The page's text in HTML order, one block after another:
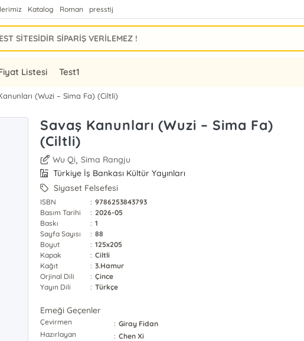
Katalog Roman presstij
Listesi Test1
(Wuzi – Sima Fa) (Ciltli)
Savaş Kanunları (Wuzi – Sima Fa)
(Ciltli)
Wu Qi, Sima Rangju
Türkiye İş Bankası Kültür Yayınları
Siyaset Felsefesi
ISBN : 9786253843793
Basım Tarihi
: 2026-05
Baskı
: 1
Sayfa Sayısı
: 88
Boyut
: 125x205
Kapak
: Ciltli
Kağıt
: 3.Hamur
Orjinal Dili
: Çince
Yayın Dili
: Türkçe
Emeği Geçenler
Çevirmen : Giray Fidan
Hazırlayan
: Chen Xi